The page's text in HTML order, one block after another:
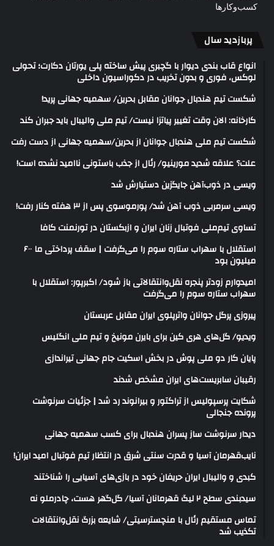
کسب‌وکارها
پربازدید سال
انواع قاب بندی دیوار با گچبری پیش ساخته پلی یورتان دکارت؛ تحولی
لوکس، فوری و بدون تخریب در دکوراسیون داخلی
شکست تیم هندبال جوانان مقابل بحرین/ سهمیه جهانی پرید!
کارخانه: الان وقت تغییر پیاتزا نیست/ تیم ملی والیبال باید جبران کند
شکست تیم ملی هندبال جوانان از بحرین/سهمیه جهانی از دست رفت
علت؟ علاقه شدید مورینیو/ رئال از جذب باستونی ناامید نشده است!
ویسی در ذوب‌آهن جایگزین دستیارش شد
ویسی سرمربی ذوب آهن شد/ پورموسوی پس از ۳ هفته کنار رفت!
تساوی تیم‌ملی فوتبال زنان ایران و ازبکستان در تورنمنت کافا
استقلال با سهراب ستاره سوم را می‌گرفت | سقف پرداختی ما ۶۰۰
میلیون بود
امیدوارم زودتر پنجره نقل‌وانتقالاتی باز شود/ اکبرپور: استقلال با
سهراب ستاره سوم را می‌گرفت
پیروزی پرگل جوانان واترپلوی ایران مقابل عربستان
ویدیو/ گل‌های هری‌ کین برای بایرن مونیخ و تیم ملی انگلیس
پایان کار دو ملی پوش در بخش اسکیت جام جهانی تیراندازی
رقیبان سابریست‌های ایران مشخص شدند
شکایت پرسپولیس از تراکتور و بیرانوند رد شد | جزئیات سرنوشت
پرونده جنجالی
دیدار سرنوشت ساز پسران هندبال برای کسب سهمیه جهانی
نایب‌قهرمان آسیا و قدرت سنتی شرق در انتظار تیم فوتبال امید ایران!
کبدی و والیبال ایران حریفان خود در بازی‌های آسیایی را شناختند
سیدبندی سطح ۲ لیگ قهرمانان آسیا/ گل‌گهر هست، چادرملو نه
تماس مستقیم رئال با منچسترسیتی/ شایعه بزرگ نقل‌وانتقالات
تکذیب شد